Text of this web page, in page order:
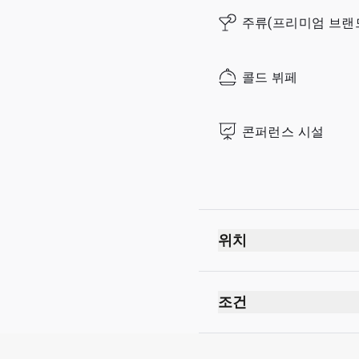
주류(프리미엄 브랜
콜드 뷔페
콘퍼런스 시설
위치
출발
보안 검사대 통과 후
조건
금연(전자 담배 포함)